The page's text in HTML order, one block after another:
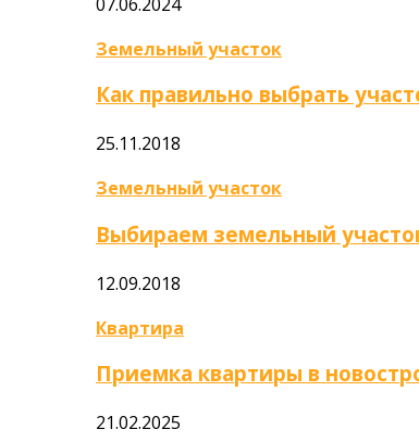
Земельный участок
Как правильно выбрать
25.11.2018
Земельный участок
Выбираем земельный
12.09.2018
Квартира
Приемка квартиры в
21.02.2025